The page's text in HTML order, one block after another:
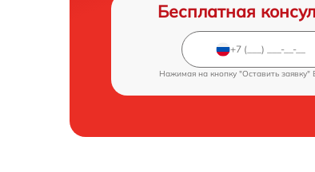
Бесплатная
Нажимая на кнопку "Оставить заявку"